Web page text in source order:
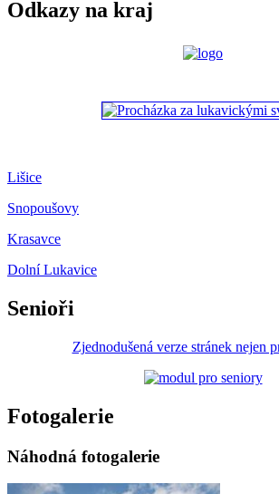
Odkazy na kraj
Lišice
Snopoušovy
Krasavce
Dolní Lukavice
Senioři
Zjednodušená verze stránek nejen
Fotogalerie
Náhodná fotogalerie